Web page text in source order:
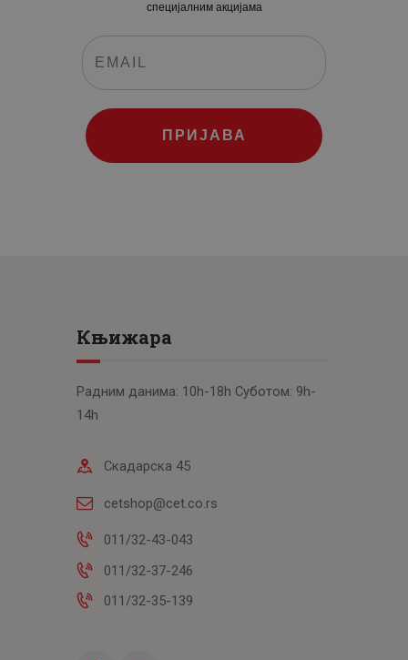
специјалним акцијама
ПРИЈАВА
Књижара
Радним данима: 10h-18h Суботом: 9h-
14h
Скадарска 45
cetshop@cet.co.rs
011/32-43-043
011/32-37-246
011/32-35-139